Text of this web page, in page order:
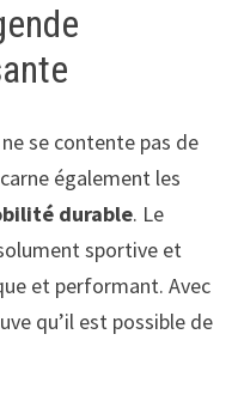
se contente pas de
également les
durable. Le
sportive et
et performant. Avec
qu’il est possible de